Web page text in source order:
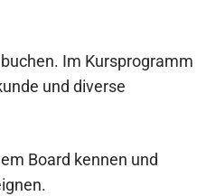
Im Kursprogramm
und diverse
Board kennen und